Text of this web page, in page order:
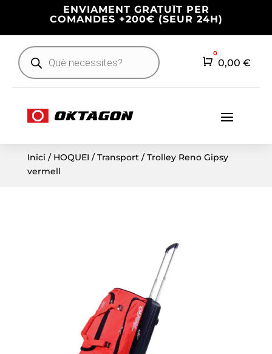
ENVIAMENT GRATUÏT PER
COMANDES +200€ (SEUR 24H)
Products
search Cart
0
0,00 €
Inici / HOQUEI /Transport/ Trolley Reno Gipsy
vermell